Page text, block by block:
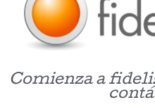
Comienza a